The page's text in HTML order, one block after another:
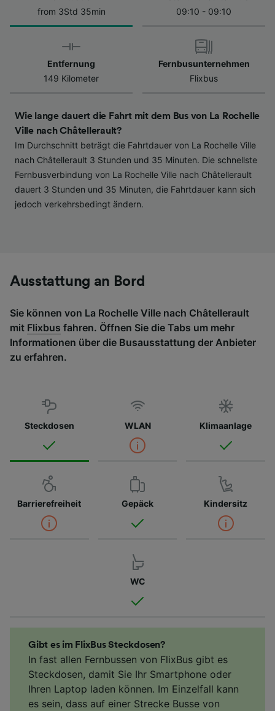
from 3Std 35min
09:10 - 09:10
Entfernung
149 Kilometer
Fernbusunternehmen
Flixbus
Wie lange dauert die Fahrt mit dem Bus von La Rochelle
Ville nach Châtellerault?
Im Durchschnitt beträgt die Fahrtdauer von La Rochelle Ville
nach Châtellerault 3 Stunden und 35 Minuten. Die schnellste
Fernbusverbindung von La Rochelle Ville nach Châtellerault
dauert 3 Stunden und 35 Minuten, die Fahrtdauer kann sich
jedoch verkehrsbedingt ändern.
Ausstattung an Bord
Sie können von La Rochelle Ville nach Châtellerault
mit Flixbus fahren. Öffnen Sie die Tabs um mehr
Informationen über die Busausstattung der Anbieter
zu erfahren.
Steckdosen WLAN Klimaanlage
Barrierefreiheit Gepäck Kindersitz
WC
Gibt es im FlixBus Steckdosen?
In fast allen Fernbussen von FlixBus gibt es
Steckdosen, damit Sie Ihr Smartphone oder
Ihren Laptop laden können. Im Einzelfall kann
es sein, dass auf einer Strecke Busse von
Datenschutzrichtlinie. Diese Präferenzen
werden unseren Partnern signalisiert und
haben keinen Einfluss auf Surfdaten. Ihre
Daten werden nicht für Tracking-Zwecke
verwendet, wenn Sie uns gebeten haben, Ihr
Surfverhalten nicht zu verfolgen.
Folgendes bereitzustellen:
Verwendung genauer Standortdaten.
Endgeräteeigenschaften zur Identifikation
aktiv abfragen. Speichern von oder Zugriff auf
Informationen auf einem Endgerät.
Personalisierte Werbung und Inhalte, Messung
von Werbeleistung und der Performance von
Inhalten, Zielgruppenforschung sowie